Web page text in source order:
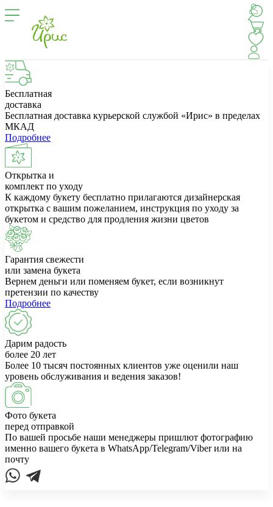
Бесплатная
доставка
Бесплатная доставка курьерской службой «Ирис» в пределах
МКАД
Подробнее
Открытка и
комплект по уходу
К каждому букету бесплатно прилагаются дизайнерская
открытка с вашим пожеланием, инструкция по уходу за
букетом и средство для продления жизни цветов
Гарантия свежести
или замена букета
Вернем деньги или поменяем букет, если возникнут
претензии по качеству
Подробнее
Дарим радость
более 20 лет
Более 10 тысяч постоянных клиентов уже оценили наш
уровень обслуживания и ведения заказов!
Фото букета
перед отправкой
По вашей просьбе наши менеджеры пришлют фотографию
именно вашего букета в WhatsApp/Telegram/Viber или на
почту